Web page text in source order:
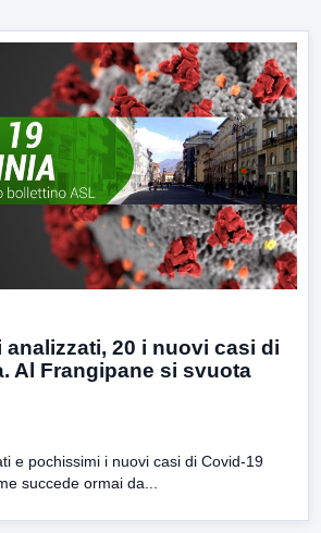
20 i nuovi casi di
Al Frangipane si svuota
e pochissimi i nuovi casi di Covid-19
succede ormai da...